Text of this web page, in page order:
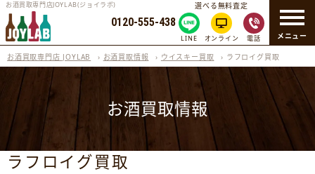
メニュー
お酒買取専門店JOYLAB(ジョイラボ)
0120-555-438
選べる無料査定
LINE オンライン 電話
お酒買取専門店 JOYLAB › お酒買取情報 › ウイスキー買取 › ラフロイグ買取
お酒買取情報
ラフロイグ買取